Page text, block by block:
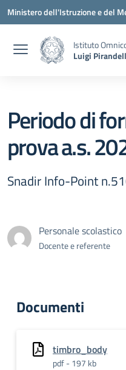
Vai ai contenuti
Vai al menu di navigazione
Vai al footer
Ministero dell'Istruzione e del
Istituto
Luigi
Periodo di
prova a.s.
Snadir Info-Point
Personale scolastico
Docente e referente
Documenti
timbro_body
pdf - 197 kb